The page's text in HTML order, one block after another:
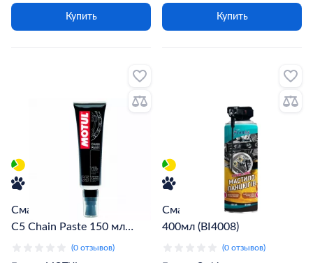
Купить Купить
Смазка для цепей MOTUL
C5 Chain Paste 150 мл
(0 отзывов)
Смазка для цепей CarBI
400мл (BI4008)
(0 отзывов)